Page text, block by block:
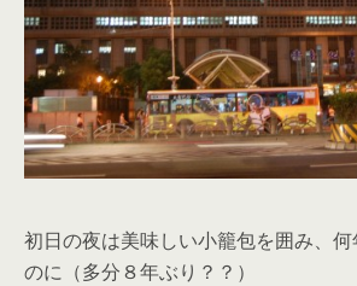
初日の夜は美味しい小籠包を囲み、
のに（多分８年ぶり？？）